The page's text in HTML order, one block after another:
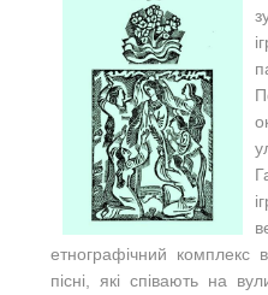
етнографічний комплекс
пісні, які співають на